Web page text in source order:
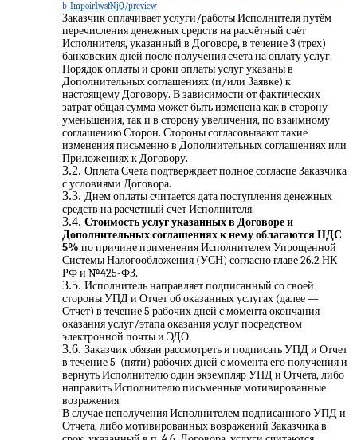
b_Impoir1wsfNjQ/preview
Заказчик оплачивает услуги/работы Исполнителя путём
перечисления денежных средств на расчётный счёт
Исполнителя, указанный в Договоре, в течение 3 (трех)
банковских дней после получения счета на оплату услуг.
Порядок оплаты и сроки оплаты услуг указаны в
Дополнительных соглашениях (и/или Заявке) к
настоящему Договору. В зависимости от фактических
затрат общая сумма может быть изменена как в сторону
уменьшения, так и в сторону увеличения, по взаимному
соглашению Сторон. Стороны согласовывают такие
изменения письменно в Дополнительных соглашениях или
Приложениях к Договору.
Оплата Счета подтверждает полное согласие Заказчика
с условиями Договора.
Днем оплаты считается дата поступления денежных
средств на расчетный счет Исполнителя.
Стоимость услуг указанных в Договоре и
Дополнительных соглашениях к нему облагаются НДС
5% по причине применения Исполнителем Упрощенной
Системы Налогообложения (УСН) согласно главе 26.2 НК
РФ и №425-ФЗ.
Исполнитель направляет подписанный со своей
стороны УПД и Отчет об оказанных услугах (далее —
Отчет) в течение 5 рабочих дней с момента окончания
оказания услуг/этапа оказания услуг посредством
электронной почты и ЭДО.
Заказчик обязан рассмотреть и подписать УПД и Отчет
в течение 5 (пяти) рабочих дней с момента его получения и
вернуть Исполнителю один экземпляр УПД и Отчета, либо
направить Исполнителю письменные мотивированные
возражения.
В случае неполучения Исполнителем подписанного УПД и
Отчета, либо мотивированных возражений Заказчика в